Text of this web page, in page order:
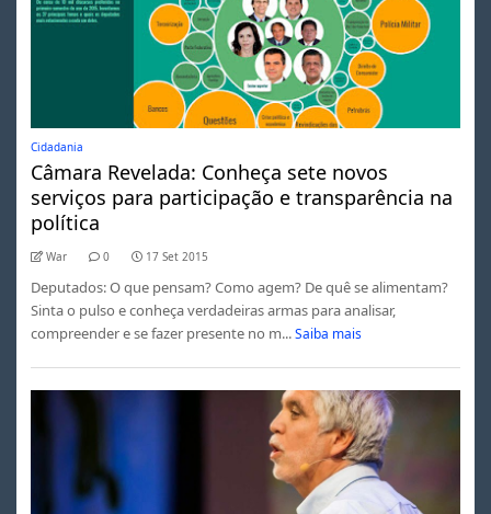
Cidadania
Câmara Revelada: Conheça sete novos
serviços para participação e transparência na
política
War 0 17 Set 2015
Deputados: O que pensam? Como agem? De quê se alimentam?
Sinta o pulso e conheça verdadeiras armas para analisar,
compreender e se fazer presente no m... Saiba mais